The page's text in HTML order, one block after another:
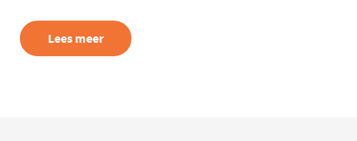
Lees meer